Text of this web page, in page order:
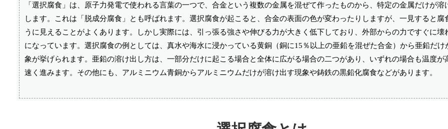
「選択腐食」は、原子力発電で使われる言葉の一つで、合金という複数の金属を混ぜて作ったものから、特定の金属だけが溶
します。これは「脱成分腐食」とも呼ばれます。選択腐食が起こると、合金の表面の色が変わったりしますが、一見すると腐
うに見えることがよくあります。しかし実際には、引っ張る強さや伸びる力が大きく低下しており、外部からの力ですぐに壊
になっています。選択腐食の例としては、真水や海水に浸かっている黄銅（銅に15％以上の亜鉛を混ぜた合金）から亜鉛だけ
象が挙げられます。亜鉛の溶け出し方は、一部分だけに起こる場合と全体に広がる場合の二つがあり、いずれの場合も温度が
速く進みます。その他にも、アルミニウム青銅からアルミニウムだけが溶け出す現象や鋳鉄の黒鉛化腐食などがあります。